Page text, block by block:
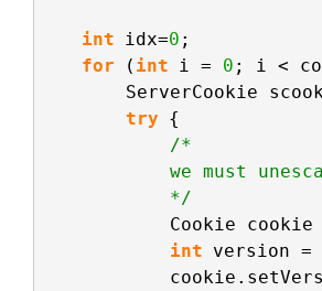
int idx=0 ;
for
( int i = 0 ; i <
ServerCookie
try {
/*
we must
*/
Cookie cookie
int version